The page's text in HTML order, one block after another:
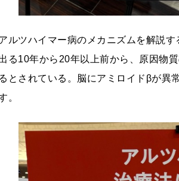
ルツハイマー病のメカニズムを解説
る10年から20年以上前から、原因物
とされている。脳にアミロイドβが異
。